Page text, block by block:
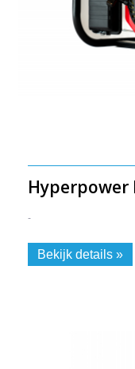
Hyperpower
-
Bekijk details »